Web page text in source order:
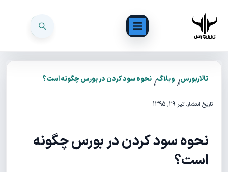
تالاربورس/ وبلاگ/نحوه سود کردن در بورس چگونه است؟
تاریخ انتشار:تیر 29, 1395
نحوه سود کردن در بورس چگونه
است؟